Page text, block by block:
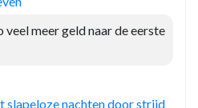
veel meer geld naar de eerste
slapeloze nachten door strijd